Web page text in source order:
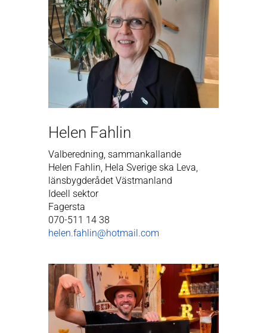
Helen Fahlin
Valberedning, sammankallande
Helen Fahlin, Hela Sverige ska Leva,
länsbygderådet Västmanland
Ideell sektor
Fagersta
070-511 14 38
helen.fahlin@hotmail.com